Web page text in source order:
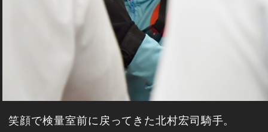
笑顔で検量室前に戻ってきた北村宏司騎手。